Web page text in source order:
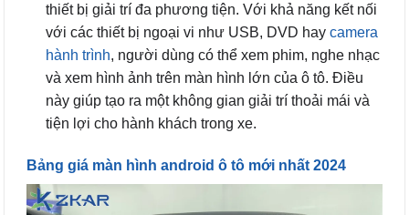
thiết bị giải trí đa phương tiện. Với khả năng kết nối
với các thiết bị ngoại vi như USB, DVD haycamera
hành trình, người dùng có thể xem phim, nghe nhạc
và xem hình ảnh trên màn hình lớn của ô tô. Điều
này giúp tạo ra một không gian giải trí thoải mái và
tiện lợi cho hành khách trong xe.
Bảng giá màn hình android ô tô mới nhất 2024